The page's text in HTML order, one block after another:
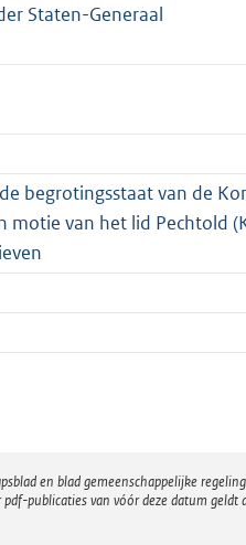
Staten-Generaal
begrotingsstaat van de
motie van het lid Pechtold
en blad gemeenschappelijke
publicaties van vóór deze datum